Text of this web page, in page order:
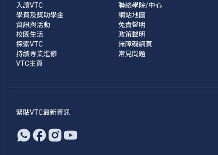
入讀VTC
學費及獎助學金
資訊與活動
校園生活
探索VTC
持續專業進修
VTC主頁
聯絡學院/中心
網站地圖
免責聲明
政策聲明
無障礙網頁
常見問題
緊貼VTC最新資訊